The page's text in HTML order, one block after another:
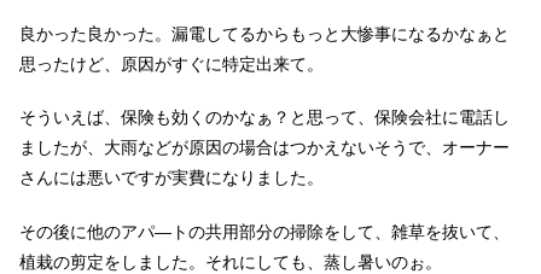
良かった良かった。漏電してるからもっと大惨事になるかなぁと
思ったけど、原因がすぐに特定出来て。
そういえば、保険も効くのかなぁ？と思って、保険会社に電話し
ましたが、大雨などが原因の場合はつかえないそうで、オーナー
さんには悪いですが実費になりました。
その後に他のアパ―トの共用部分の掃除をして、雑草を抜いて、
植栽の剪定をしました。それにしても、蒸し暑いのぉ。